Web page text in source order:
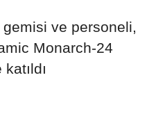
ve personeli,
Monarch-24